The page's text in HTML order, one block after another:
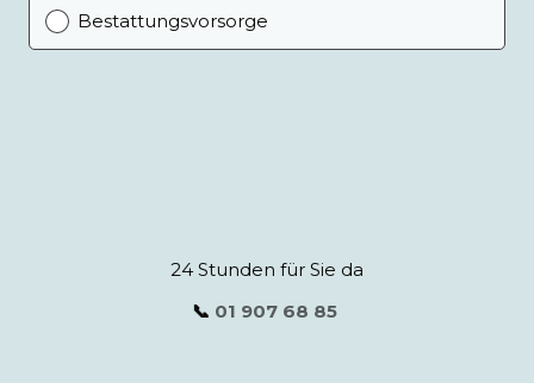
Bestattungsvorsorge
24 Stunden für Sie da
📞 01 907 68 85